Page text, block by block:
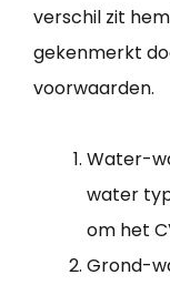
verschil zit
gekenmerkt
voorwaarden.
Water-
water
om het
Grond-